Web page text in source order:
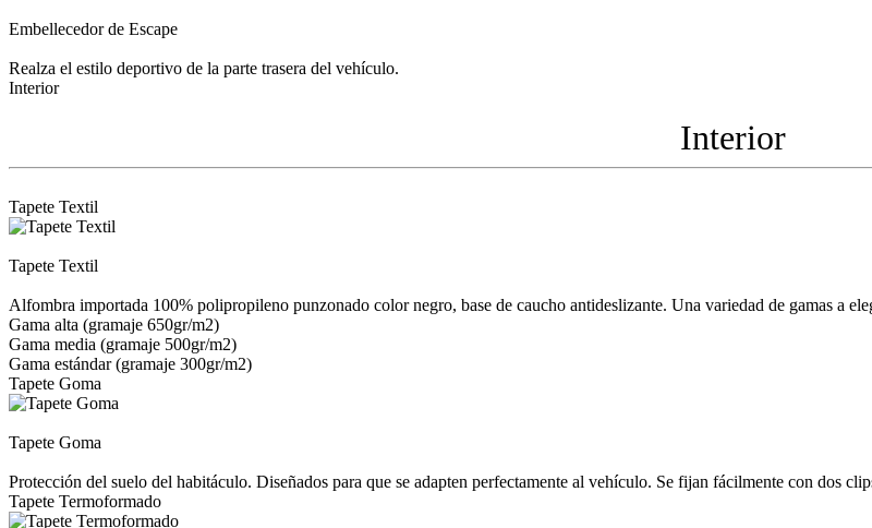
Embellecedor de Escape
Realza el estilo deportivo de la parte trasera del vehículo.
Interior
Interior
Tapete Textil
Tapete Textil
Alfombra importada 100% polipropileno punzonado color negro, base de caucho antideslizante. Una variedad de gamas a
Gama alta (gramaje 650gr/m2)
Gama media (gramaje 500gr/m2)
Gama estándar (gramaje 300gr/m2)
Tapete Goma
Tapete Goma
Protección del suelo del habitáculo. Diseñados para que se adapten perfectamente al vehículo. Se fijan fácilmente con dos
Tapete Termoformado